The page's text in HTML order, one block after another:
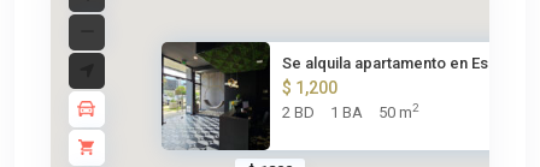
Se alquila apartamento en Esca...
$ 1,200
2 BD 1 BA 50 m2